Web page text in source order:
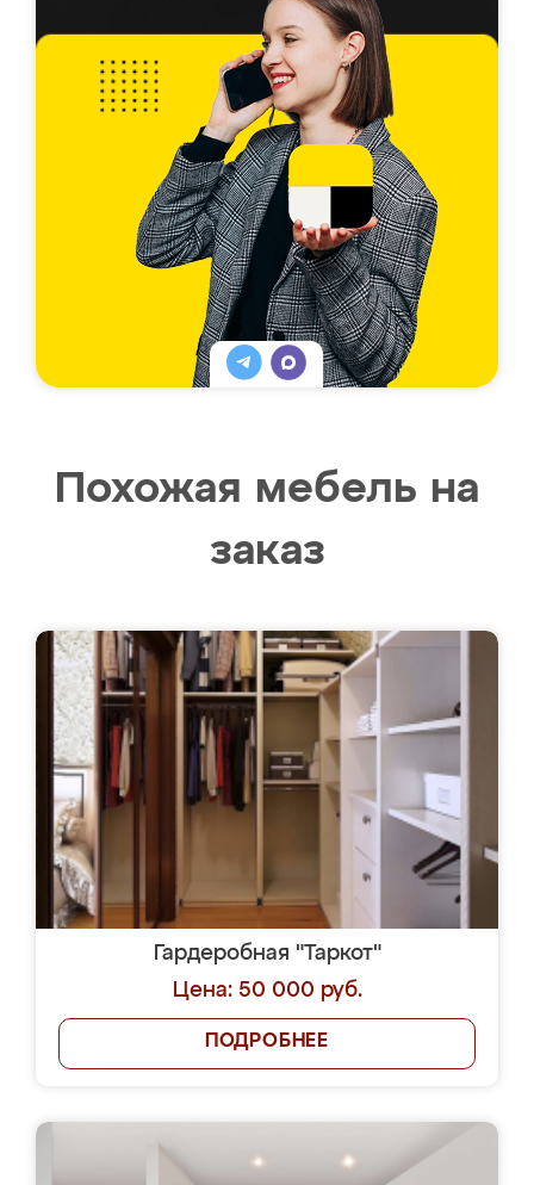
Похожая мебель на
заказ
Гардеробная "Таркот"
Цена: 50 000 руб.
ПОДРОБНЕЕ